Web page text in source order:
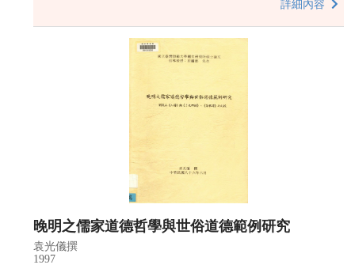
詳細內容
晚明之儒家道德哲學與世俗道德範例研究
袁光儀撰
1997